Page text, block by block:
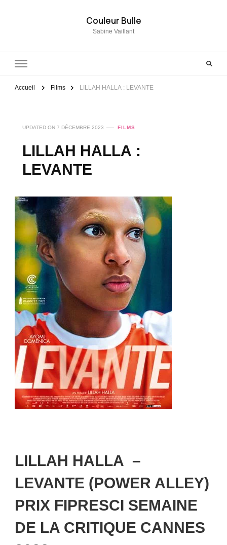
Couleur Bulle
Sabine Vaillant
Accueil Films LILLAH HALLA : LEVANTE
UPDATED ON 7 DÉCEMBRE 2023 FILMS
LILLAH HALLA :
LEVANTE
LILLAH HALLA –
LEVANTE (POWER ALLEY)
PRIX FIPRESCI SEMAINE
DE LA CRITIQUE CANNES